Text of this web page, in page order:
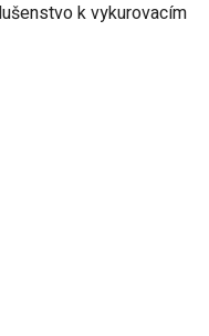
k vykurovacím